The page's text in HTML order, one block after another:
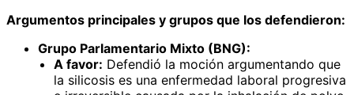
Argumentos principales y grupos que los defendieron:
Grupo Parlamentario Mixto (BNG):
A favor: Defendió la moción argumentando que
la silicosis es una enfermedad laboral progresiva